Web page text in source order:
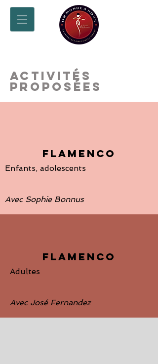
Activités
proposées
FLAMENCO
Enfants, adolescents
Avec Sophie Bonnus
FLAMENCO
Adultes
Avec José Fernandez